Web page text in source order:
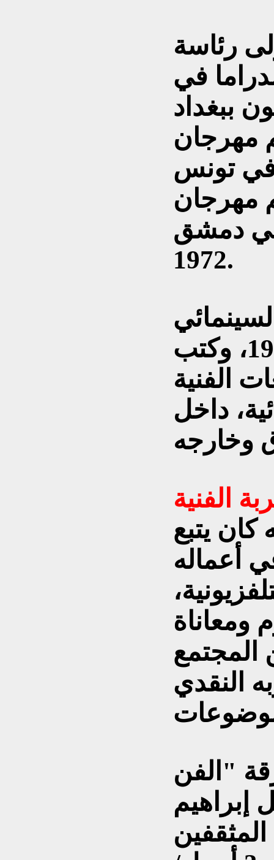
رئاسة
في
ببغداد
مهرجان
في تونس
مهرجان
في دمشق
1972.
والمسرحي منذ عام 1952، وكتب
الفنية
داخل
الفنية
يتبع
أعماله
ومعاناة
المجتمع
النقدي
"الفن
إبراهيم